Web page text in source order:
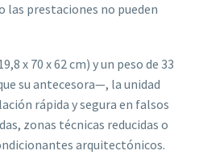
las prestaciones no pueden
x 70 x 62 cm) y un peso de 33
su antecesora—, la unidad
rápida y segura en falsos
zonas técnicas reducidas o
arquitectónicos.